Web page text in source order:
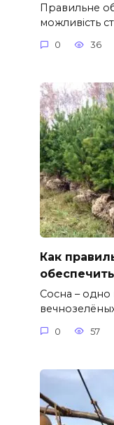
Правильне
можливість
0 36
Как
Сосна –
0 57